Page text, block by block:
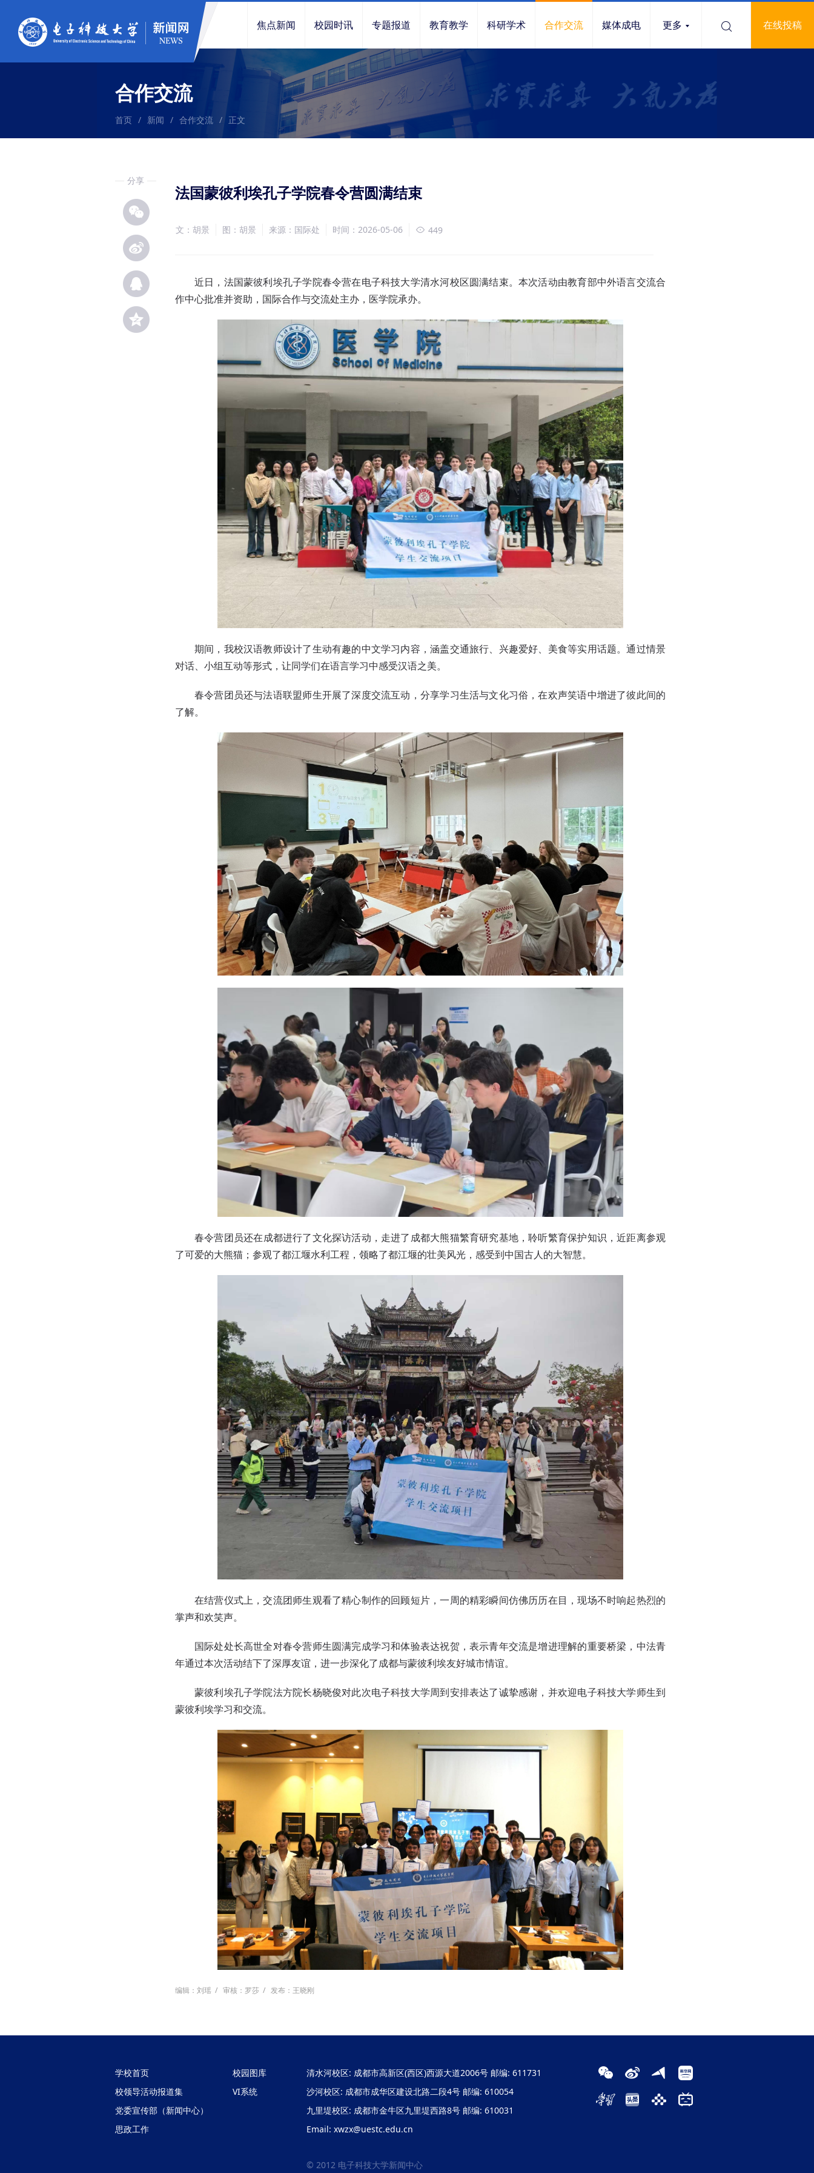
焦点新闻 校园时讯 专题报道 教育教学 科研学术 合作交流 媒体成电 更多 在线投稿
合作交流
首页 / 新闻 / 合作交流 / 正文
分享
法国蒙彼利埃孔子学院春令营圆满结束
文：胡景 图：胡景 来源：国际处 时间：2026-05-06 449
近日，法国蒙彼利埃孔子学院春令营在电子科技大学清水河校区圆满结束。本次活动由教育部中外语言交流合
作中心批准并资助，国际合作与交流处主办，医学院承办。
期间，我校汉语教师设计了生动有趣的中文学习内容，涵盖交通旅行、兴趣爱好、美食等实用话题。通过情景
对话、小组互动等形式，让同学们在语言学习中感受汉语之美。
春令营团员还与法语联盟师生开展了深度交流互动，分享学习生活与文化习俗，在欢声笑语中增进了彼此间的
了解。
春令营团员还在成都进行了文化探访活动，走进了成都大熊猫繁育研究基地，聆听繁育保护知识，近距离参观
了可爱的大熊猫；参观了都江堰水利工程，领略了都江堰的壮美风光，感受到中国古人的大智慧。
在结营仪式上，交流团师生观看了精心制作的回顾短片，一周的精彩瞬间仿佛历历在目，现场不时响起热烈的
掌声和欢笑声。
国际处处长高世全对春令营师生圆满完成学习和体验表达祝贺，表示青年交流是增进理解的重要桥梁，中法青
年通过本次活动结下了深厚友谊，进一步深化了成都与蒙彼利埃友好城市情谊。
蒙彼利埃孔子学院法方院长杨晓俊对此次电子科技大学周到安排表达了诚挚感谢，并欢迎电子科技大学师生到
蒙彼利埃学习和交流。
编辑：刘瑶 / 审核：罗莎 / 发布：王晓刚
学校首页
校领导活动报道集
党委宣传部（新闻中心）
思政工作
校园图库
VI系统
清水河校区: 成都市高新区(西区)西源大道2006号 邮编: 611731
沙河校区: 成都市成华区建设北路二段4号 邮编: 610054
九里堤校区: 成都市金牛区九里堤西路8号 邮编: 610031
Email: xwzx@uestc.edu.cn
© 2012 电子科技大学新闻中心